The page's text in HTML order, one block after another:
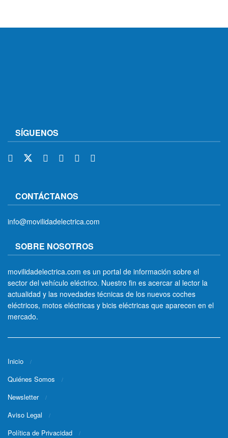
SÍGUENOS
CONTÁCTANOS
info@movilidadelectrica.com
SOBRE NOSOTROS
movilidadelectrica.com es un portal de información sobre el
sector del vehículo eléctrico. Nuestro fin es acercar al lector la
actualidad y las novedades técnicas de los nuevos coches
eléctricos, motos eléctricas y bicis eléctricas que aparecen en el
mercado.
Inicio
Quiénes Somos
Newsletter
Aviso Legal
Política de Privacidad